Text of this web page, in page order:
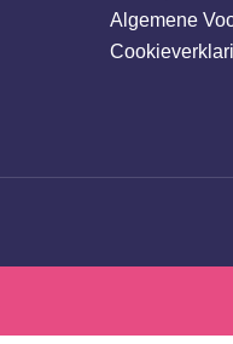
Algemene